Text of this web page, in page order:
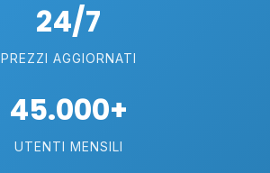
24/7
PREZZI AGGIORNATI
45.000+
UTENTI MENSILI